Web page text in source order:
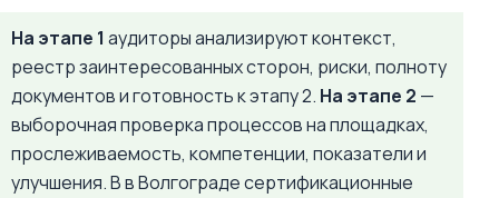
На этапе 1 аудиторы анализируют контекст,
реестр заинтересованных сторон, риски, полноту
документов и готовность к этапу 2. На этапе 2 —
выборочная проверка процессов на площадках,
прослеживаемость, компетенции, показатели и
улучшения. В в Волгограде сертификационные